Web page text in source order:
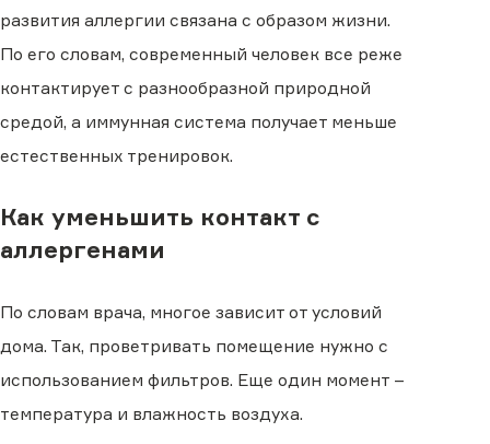
развития аллергии связана с образом жизни.
По его словам, современный человек все реже
контактирует с разнообразной природной
средой, а иммунная система получает меньше
естественных тренировок.
Как уменьшить контакт с
аллергенами
По словам врача, многое зависит от условий
дома. Так, проветривать помещение нужно с
использованием фильтров. Еще один момент –
температура и влажность воздуха.